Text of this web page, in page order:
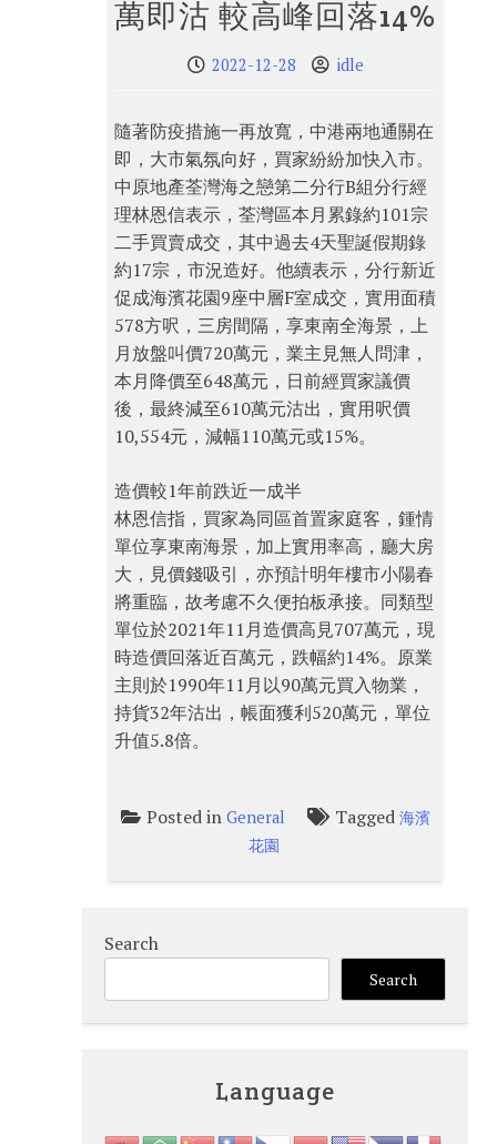
萬即沽 較高峰回落14%
2022-12-28 idle
隨著防疫措施一再放寬，中港兩地通關在
即，大市氣氛向好，買家紛紛加快入市。
中原地產荃灣海之戀第二分行B組分行經
理林恩信表示，荃灣區本月累錄約101宗
二手買賣成交，其中過去4天聖誕假期錄
約17宗，市況造好。他續表示，分行新近
促成海濱花園9座中層F室成交，實用面積
578方呎，三房間隔，享東南全海景，上
月放盤叫價720萬元，業主見無人問津，
本月降價至648萬元，日前經買家議價
後，最終減至610萬元沽出，實用呎價
10,554元，減幅110萬元或15%。
造價較1年前跌近一成半
林恩信指，買家為同區首置家庭客，鍾情
單位享東南海景，加上實用率高，廳大房
大，見價錢吸引，亦預計明年樓市小陽春
將重臨，故考慮不久便拍板承接。同類型
單位於2021年11月造價高見707萬元，現
時造價回落近百萬元，跌幅約14%。原業
主則於1990年11月以90萬元買入物業，
持貨32年沽出，帳面獲利520萬元，單位
升值5.8倍。
Posted in General Tagged 海濱
花園
Search
Search
Language